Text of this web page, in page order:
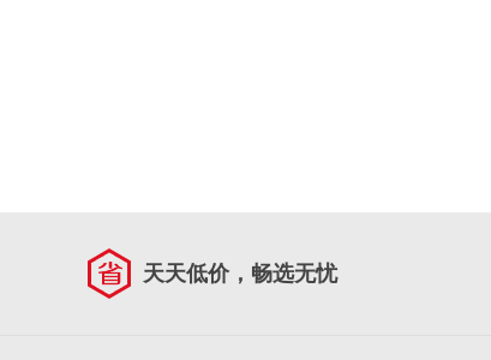
天天低价，畅选无忧